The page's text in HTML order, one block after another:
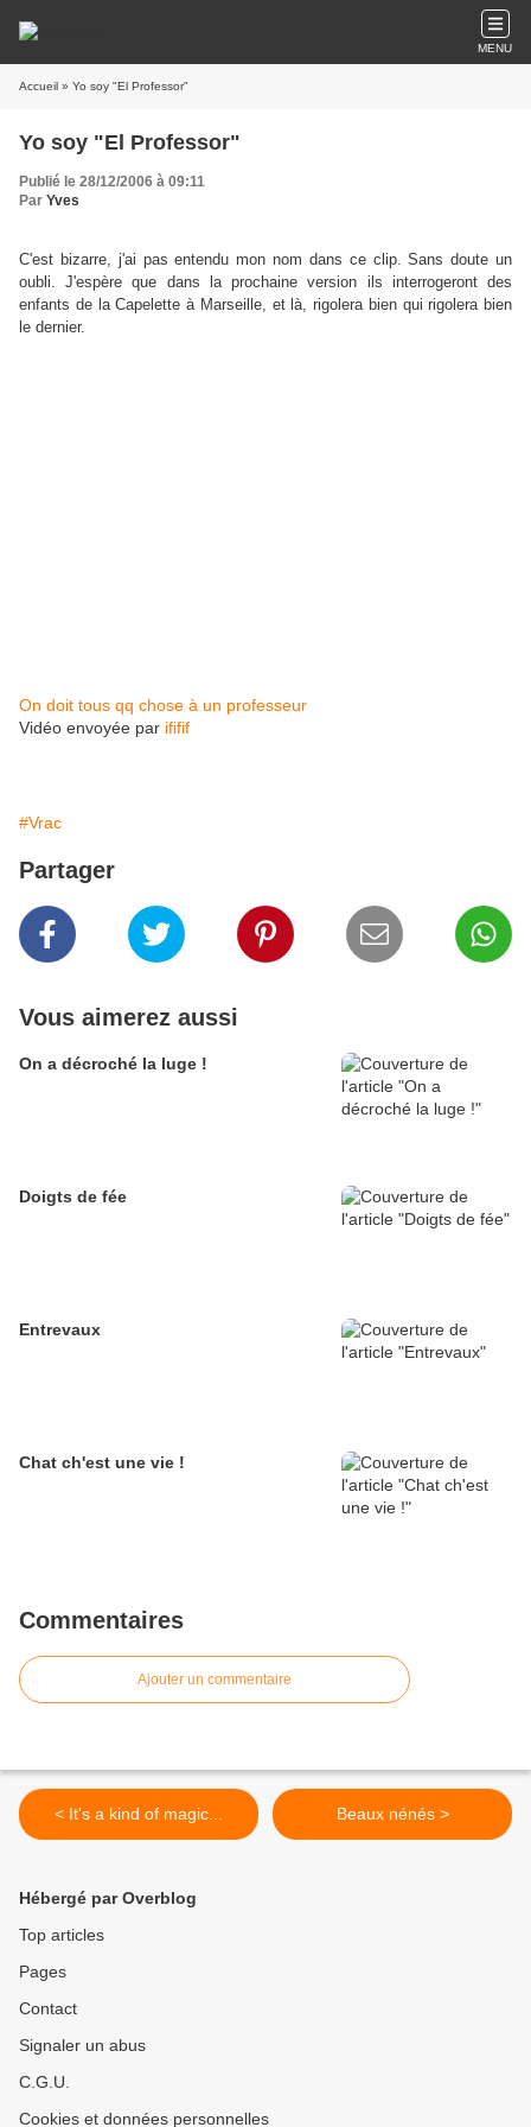
MENU
Accueil » Yo soy "El Professor"
Yo soy "El Professor"
Publié le 28/12/2006 à 09:11
Par Yves
C'est bizarre, j'ai pas entendu mon nom dans ce clip. Sans doute un
oubli. J'espère que dans la prochaine version ils interrogeront des
enfants de la Capelette à Marseille, et là, rigolera bien qui rigolera bien
le dernier.
On doit tous qq chose à un professeur
Vidéo envoyée par ififif
#Vrac
Partager
Vous aimerez aussi
On a décroché la luge !
Doigts de fée
Entrevaux
Chat ch'est une vie !
Commentaires
Ajouter un commentaire
< It's a kind of magic... Beaux nénés >
Hébergé par Overblog
Top articles
Pages
Contact
Signaler un abus
C.G.U.
Cookies et données personnelles